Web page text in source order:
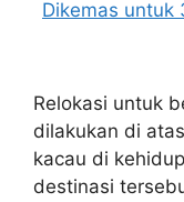
Relokasi untuk
dilakukan di
kacau di
destinasi